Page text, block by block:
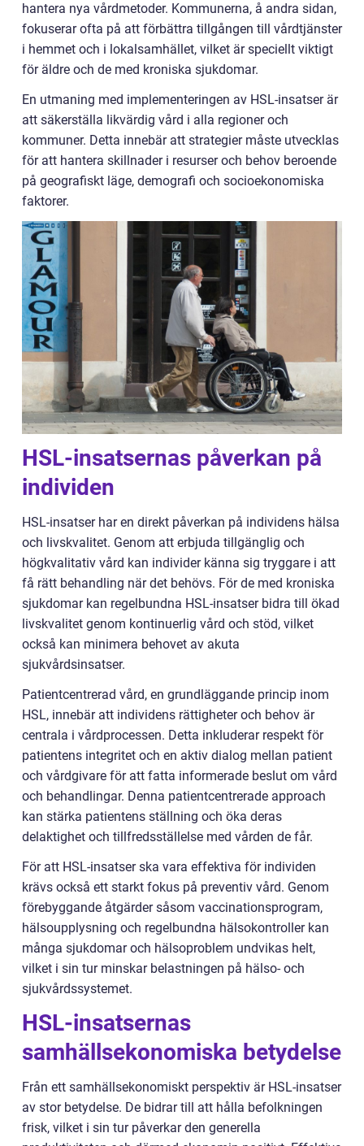
hantera nya vårdmetoder. Kommunerna, å andra sidan,
fokuserar ofta på att förbättra tillgången till vårdtjänster
i hemmet och i lokalsamhället, vilket är speciellt viktigt
för äldre och de med kroniska sjukdomar.
En utmaning med implementeringen av HSL-insatser är
att säkerställa likvärdig vård i alla regioner och
kommuner. Detta innebär att strategier måste utvecklas
för att hantera skillnader i resurser och behov beroende
på geografiskt läge, demografi och socioekonomiska
faktorer.
HSL-insatsernas påverkan på
individen
HSL-insatser har en direkt påverkan på individens hälsa
och livskvalitet. Genom att erbjuda tillgänglig och
högkvalitativ vård kan individer känna sig tryggare i att
få rätt behandling när det behövs. För de med kroniska
sjukdomar kan regelbundna HSL-insatser bidra till ökad
livskvalitet genom kontinuerlig vård och stöd, vilket
också kan minimera behovet av akuta
sjukvårdsinsatser.
Patientcentrerad vård, en grundläggande princip inom
HSL, innebär att individens rättigheter och behov är
centrala i vårdprocessen. Detta inkluderar respekt för
patientens integritet och en aktiv dialog mellan patient
och vårdgivare för att fatta informerade beslut om vård
och behandlingar. Denna patientcentrerade approach
kan stärka patientens ställning och öka deras
delaktighet och tillfredsställelse med vården de får.
För att HSL-insatser ska vara effektiva för individen
krävs också ett starkt fokus på preventiv vård. Genom
förebyggande åtgärder såsom vaccinationsprogram,
hälsoupplysning och regelbundna hälsokontroller kan
många sjukdomar och hälsoproblem undvikas helt,
vilket i sin tur minskar belastningen på hälso- och
sjukvårdssystemet.
HSL-insatsernas
samhällsekonomiska betydelse
Från ett samhällsekonomiskt perspektiv är HSL-insatser
av stor betydelse. De bidrar till att hålla befolkningen
frisk, vilket i sin tur påverkar den generella